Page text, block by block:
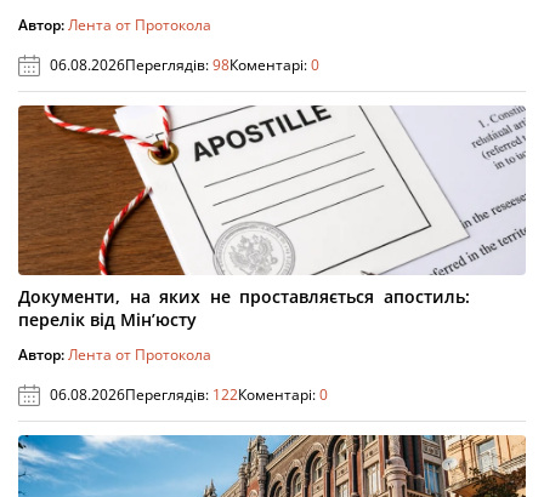
Автор:Лента от Протокола
06.08.2026Переглядів:98Коментарі:0
Документи, на яких не проставляється апостиль:
перелік від Мін’юсту
Автор:Лента от Протокола
06.08.2026Переглядів: 122Коментарі:0